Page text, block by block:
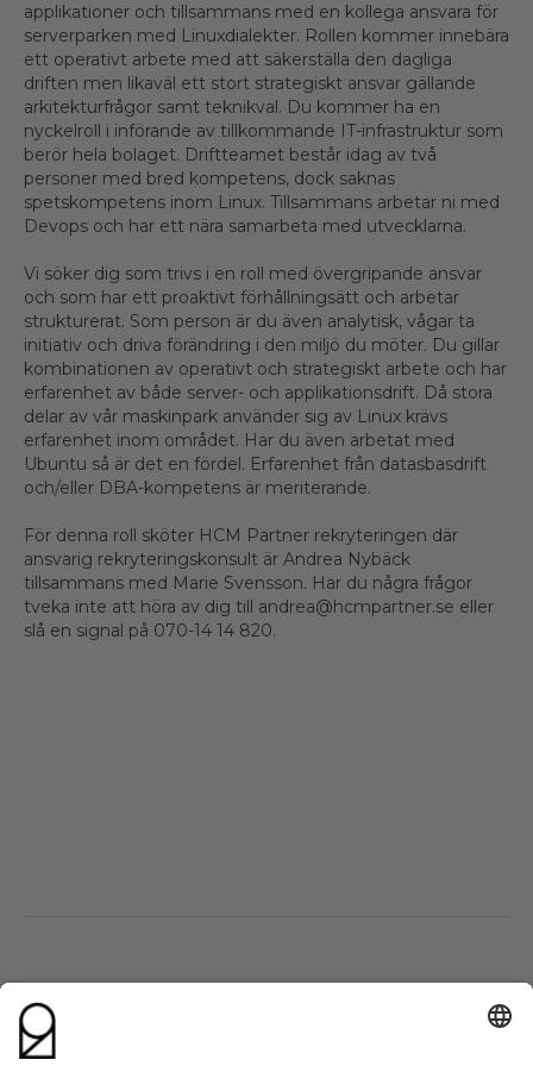
applikationer och tillsammans med en kollega ansvara för
serverparken med Linuxdialekter. Rollen kommer innebära
ett operativt arbete med att säkerställa den dagliga
driften men likaväl ett stort strategiskt ansvar gällande
arkitekturfrågor samt teknikval. Du kommer ha en
nyckelroll i införande av tillkommande IT-infrastruktur som
berör hela bolaget. Driftteamet består idag av två
personer med bred kompetens, dock saknas
spetskompetens inom Linux. Tillsammans arbetar ni med
Devops och har ett nära samarbeta med utvecklarna.
Vi söker dig som trivs i en roll med övergripande ansvar
och som har ett proaktivt förhållningsätt och arbetar
strukturerat. Som person är du även analytisk, vågar ta
initiativ och driva förändring i den miljö du möter. Du gillar
kombinationen av operativt och strategiskt arbete och har
erfarenhet av både server- och applikationsdrift. Då stora
delar av vår maskinpark använder sig av Linux krävs
erfarenhet inom området. Har du även arbetat med
Ubuntu så är det en fördel. Erfarenhet från datasbasdrift
och/eller DBA-kompetens är meriterande.
För denna roll sköter HCM Partner rekryteringen där
ansvarig rekryteringskonsult är Andrea Nybäck
tillsammans med Marie Svensson. Har du några frågor
tveka inte att höra av dig till andrea@hcmpartner.se eller
slå en signal på 070-14 14 820.